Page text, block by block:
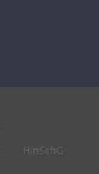
HinSchG